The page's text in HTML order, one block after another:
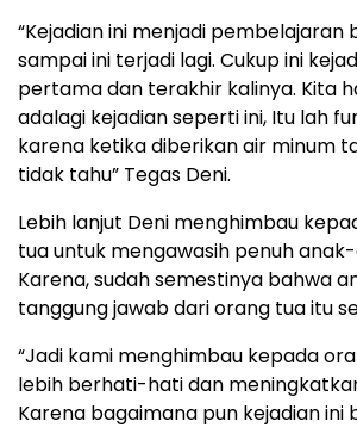
“Kejadian ini menjadi pembelajaran
sampai ini terjadi lagi. Cukup ini
pertama dan terakhir kalinya. Kita
adalagi kejadian seperti ini, Itu lah
karena ketika diberikan air minum
tidak tahu” Tegas Deni.
Lebih lanjut Deni menghimbau
tua untuk mengawasih penuh
Karena, sudah semestinya bahwa
tanggung jawab dari orang tua itu
“Jadi kami menghimbau kepada
lebih berhati-hati dan
Karena bagaimana pun kejadian ini